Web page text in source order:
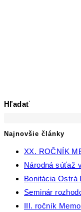
Hľadať
Najnovšie články
XX. ROČNÍK
Národná súťaž
Bonitácia Ostrá
Seminár
III. ročník